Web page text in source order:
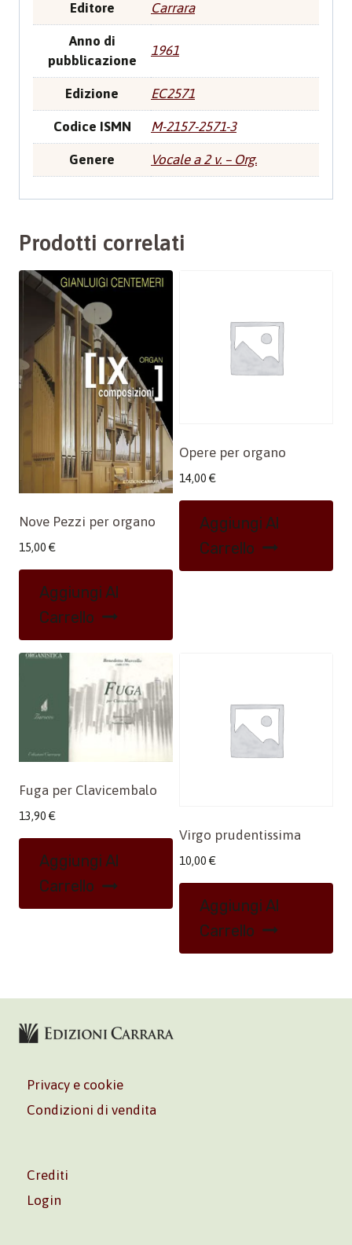
Editore Carrara
Anno di
pubblicazione
1961
Edizione EC2571
Codice ISMN M-2157-2571-3
Genere Vocale a 2 v. – Org.
Prodotti correlati
Nove Pezzi per organo
15,00 €
Aggiungi Al
Carrello
Opere per organo
14,00 €
Aggiungi Al
Carrello
Fuga per Clavicembalo
13,90 €
Aggiungi Al
Carrello
Virgo prudentissima
10,00 €
Aggiungi Al
Carrello
Privacy e cookie
Condizioni di vendita
Crediti
Login